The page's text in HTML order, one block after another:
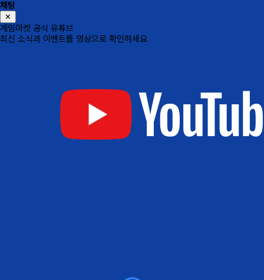
채팅
✕
게임마켓 공식 유튜브
최신 소식과 이벤트를 영상으로 확인하세요